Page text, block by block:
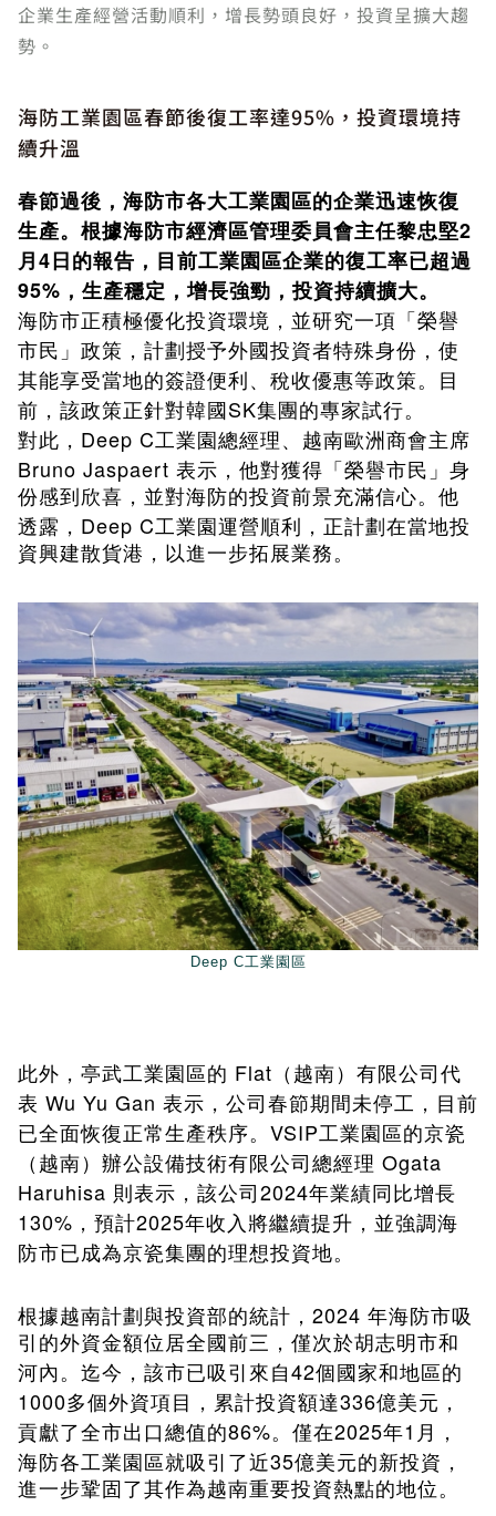
企業生產經營活動順利，增長勢頭良好，投資呈擴大趨
勢。
海防工業園區春節後復工率達95%，投資環境持
續升溫
春節過後，海防市各大工業園區的企業迅速恢復
生產。根據海防市經濟區管理委員會主任黎忠堅2
月4日的報告，目前工業園區企業的復工率已超過
95%，生產穩定，增長強勁，投資持續擴大。
海防市正積極優化投資環境，並研究一項「榮譽
市民」政策，計劃授予外國投資者特殊身份，使
其能享受當地的簽證便利、稅收優惠等政策。目
前，該政策正針對韓國SK集團的專家試行。
對此， Deep C工業園總經理、越南歐洲商會主席
Bruno Jaspaert 表示，他對獲得「榮譽市民」身
份感到欣喜，並對海防的投資前景充滿信心。他
透露， Deep C工業園運營順利，正計劃在當地投
資興建散貨港，以進一步拓展業務。
Deep C工業園區
此外，亭武工業園區的 Flat（越南）有限公司代
表 Wu Yu Gan 表示，公司春節期間未停工，目前
已全面恢復正常生產秩序。VSIP工業園區的京瓷
（越南）辦公設備技術有限公司總經理 Ogata
Haruhisa 則表示，該公司2024年業績同比增長
130%，預計2025年收入將繼續提升，並強調海
防市已成為京瓷集團的理想投資地。
根據越南計劃與投資部的統計， 2024 年海防市吸
引的外資金額位居全國前三，僅次於胡志明市和
河內。迄今，該市已吸引來自 42個國家和地區的
1000多個外資項目，累計投資額達336億美元，
貢獻了全市出口總值的86%。僅在2025年1 月，
海防各工業園區就吸引了近35億美元的新投資，
進一步鞏固了其作為越南重要投資熱點的地位。